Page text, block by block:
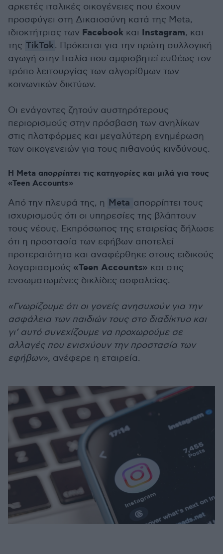
αρκετές ιταλικές οικογένειες που έχουν
προσφύγει στη Δικαιοσύνη κατά της Meta,
ιδιοκτήτριας των Facebook και Instagram, και
της TikTok. Πρόκειται για την πρώτη συλλογική
αγωγή στην Ιταλία που αμφισβητεί ευθέως τον
τρόπο λειτουργίας των αλγορίθμων των
κοινωνικών δικτύων.
Οι ενάγοντες ζητούν αυστηρότερους
περιορισμούς στην πρόσβαση των ανηλίκων
στις πλατφόρμες και μεγαλύτερη ενημέρωση
των οικογενειών για τους πιθανούς κινδύνους.
Η Meta απορρίπτει τις κατηγορίες και μιλά για τους
«Teen Accounts»
Από την πλευρά της, η Meta απορρίπτει τους
ισχυρισμούς ότι οι υπηρεσίες της βλάπτουν
τους νέους. Εκπρόσωπος της εταιρείας δήλωσε
ότι η προστασία των εφήβων αποτελεί
προτεραιότητα και αναφέρθηκε στους ειδικούς
λογαριασμούς «Teen Accounts» και στις
ενσωματωμένες δικλίδες ασφαλείας.
«Γνωρίζουμε ότι οι γονείς ανησυχούν για την
ασφάλεια των παιδιών τους στο διαδίκτυο και
γι’ αυτό συνεχίζουμε να προχωρούμε σε
αλλαγές που ενισχύουν την προστασία των
εφήβων», ανέφερε η εταιρεία.